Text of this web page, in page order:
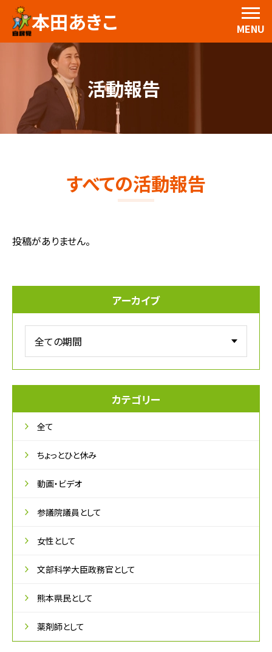
本田あきこ MENU
活動報告
すべての活動報告
投稿がありません。
アーカイブ
カテゴリー
全て
ちょっとひと休み
動画・ビデオ
参議院議員として
女性として
文部科学大臣政務官として
熊本県民として
薬剤師として